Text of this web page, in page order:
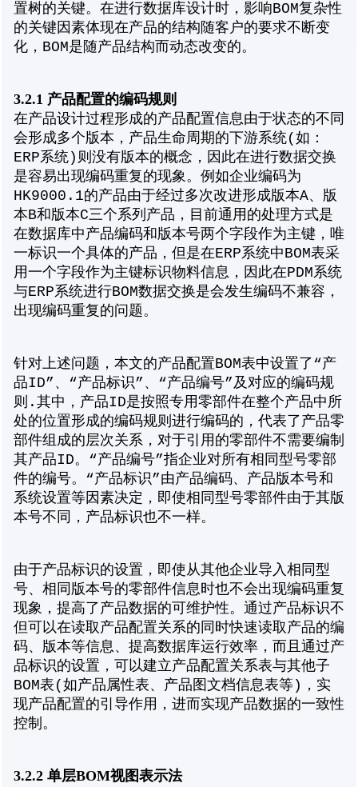
置树的关键。在进行数据库设计时，影响BOM复杂性
的关键因素体现在产品的结构随客户的要求不断变
化，BOM是随产品结构而动态改变的。
3.2.1 产品配置的编码规则
在产品设计过程形成的产品配置信息由于状态的不同
会形成多个版本，产品生命周期的下游系统(如：
ERP系统)则没有版本的概念，因此在进行数据交换
是容易出现编码重复的现象。例如企业编码为
HK9000.1的产品由于经过多次改进形成版本A、版
本B和版本C三个系列产品，目前通用的处理方式是
在数据库中产品编码和版本号两个字段作为主键，唯
一标识一个具体的产品，但是在ERP系统中BOM表采
用一个字段作为主键标识物料信息，因此在PDM系统
与ERP系统进行BOM数据交换是会发生编码不兼容，
出现编码重复的问题。
针对上述问题，本文的产品配置BOM表中设置了“产
品ID”、“产品标识”、“产品编号”及对应的编码规
则.其中，产品ID是按照专用零部件在整个产品中所
处的位置形成的编码规则进行编码的，代表了产品零
部件组成的层次关系，对于引用的零部件不需要编制
其产品ID。“产品编号”指企业对所有相同型号零部
件的编号。“产品标识”由产品编码、产品版本号和
系统设置等因素决定，即使相同型号零部件由于其版
本号不同，产品标识也不一样。
由于产品标识的设置，即使从其他企业导入相同型
号、相同版本号的零部件信息时也不会出现编码重复
现象，提高了产品数据的可维护性。通过产品标识不
但可以在读取产品配置关系的同时快速读取产品的编
码、版本等信息、提高数据库运行效率，而且通过产
品标识的设置，可以建立产品配置关系表与其他子
BOM表(如产品属性表、产品图文档信息表等)，实
现产品配置的引导作用，进而实现产品数据的一致性
控制。
3.2.2 单层BOM视图表示法